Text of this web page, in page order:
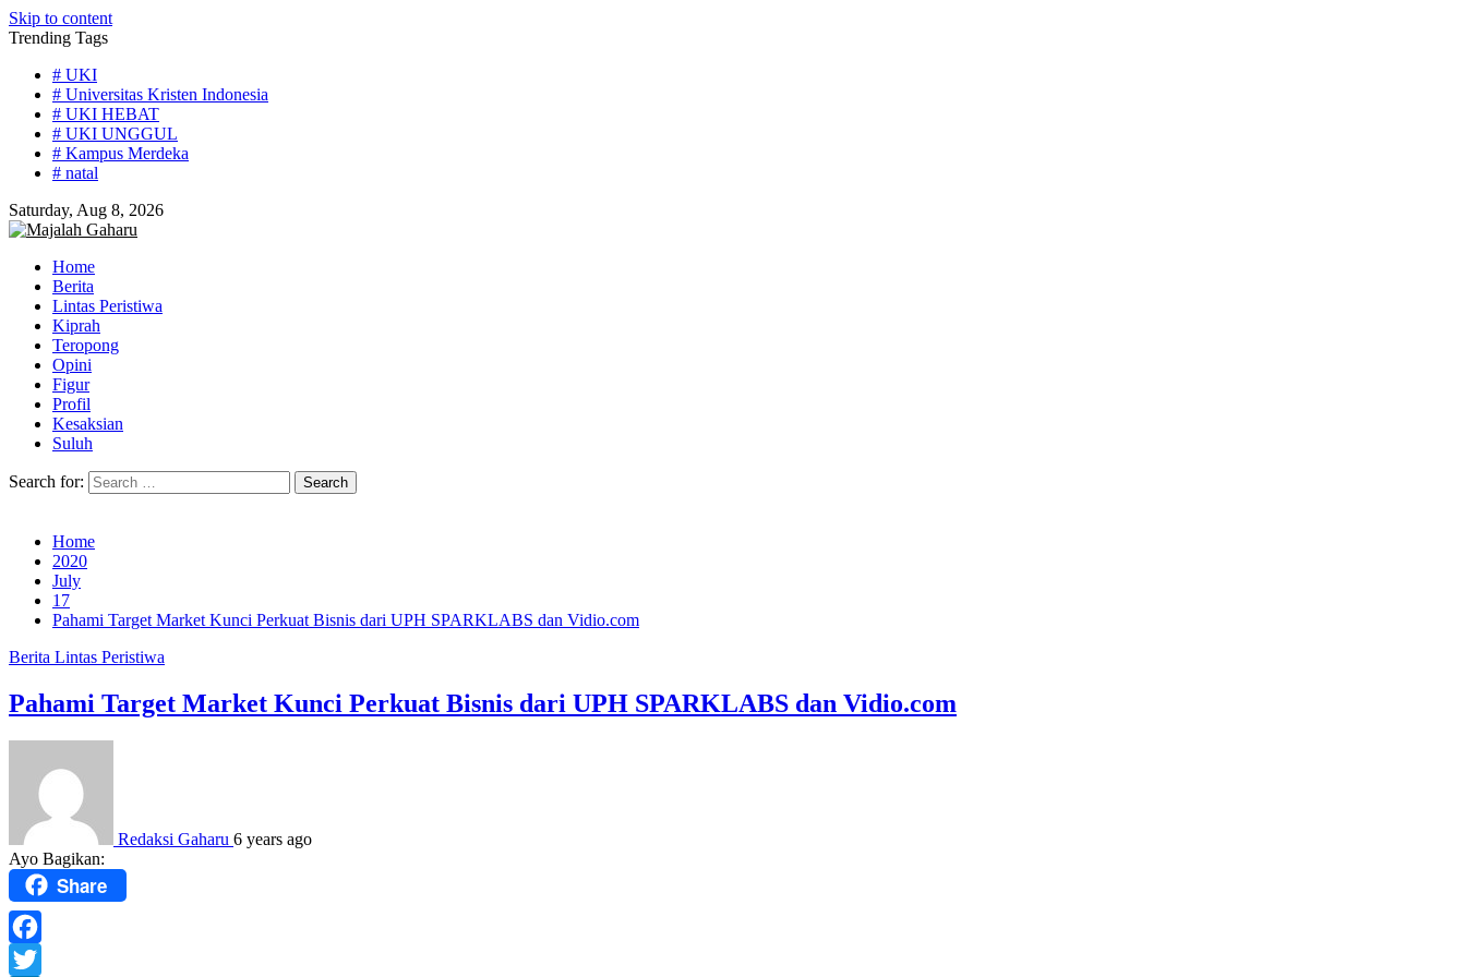
Skip to content
Trending Tags
# UKI
# Universitas Kristen Indonesia
# UKI HEBAT
# UKI UNGGUL
# Kampus Merdeka
# natal
Saturday, Aug 8, 2026
Home
Berita
Lintas Peristiwa
Kiprah
Teropong
Opini
Figur
Profil
Kesaksian
Suluh
Search for:
Home
2020
July
17
Pahami Target Market Kunci Perkuat Bisnis dari UPH SPARKLABS dan Vidio.com
Berita Lintas Peristiwa
Pahami Target Market Kunci Perkuat Bisnis dari UPH SPARKLABS dan Vidio.com
Redaksi Gaharu 6 years ago
Ayo Bagikan:
Share
Facebook